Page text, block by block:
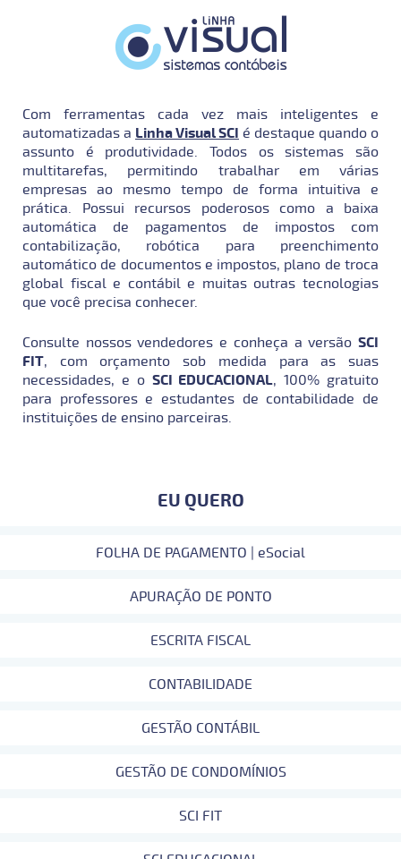
Com ferramentas cada vez mais inteligentes e
automatizadas a Linha Visual SCI é destaque quando o
assunto é produtividade. Todos os sistemas são
multitarefas, permitindo trabalhar em várias
empresas ao mesmo tempo de forma intuitiva e
prática. Possui recursos poderosos como a baixa
automática de pagamentos de impostos com
contabilização, robótica para preenchimento
automático de documentos e impostos, plano de troca
global fiscal e contábil e muitas outras tecnologias
que você precisa conhecer.
Consulte nossos vendedores e conheça a versão SCI
FIT, com orçamento sob medida para as suas
necessidades, e o SCI EDUCACIONAL, 100% gratuito
para professores e estudantes de contabilidade de
instituições de ensino parceiras.
EU QUERO
FOLHA DE PAGAMENTO | eSocial
APURAÇÃO DE PONTO
ESCRITA FISCAL
CONTABILIDADE
GESTÃO CONTÁBIL
GESTÃO DE CONDOMÍNIOS
SCI FIT